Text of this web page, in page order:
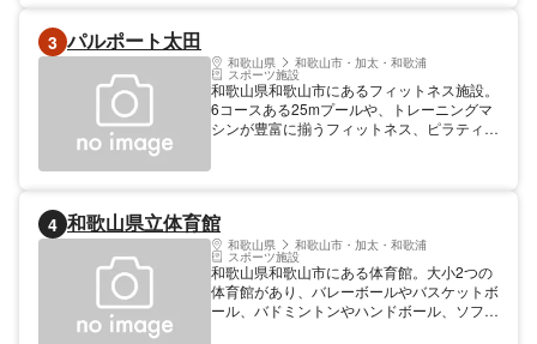
3 パルポート太田
和歌山県 和歌山市・加太・和歌浦
スポーツ施設
和歌山県和歌山市にあるフィットネス施設。
6コースある25mプールや、トレーニングマ
シンが豊富に揃うフィットネス、ピラティス
スクールのほか、大人会員もあり、幅広い年
齢層の方が利用している。サウナやマッサー
ジプールもあるため、身体を動かした後のリ
フレッシュに使うことができる。
4 和歌山県立体育館
和歌山県 和歌山市・加太・和歌浦
スポーツ施設
和歌山県和歌山市にある体育館。大小2つの
体育館があり、バレーボールやバスケットボ
ール、バドミントンやハンドボール、ソフト